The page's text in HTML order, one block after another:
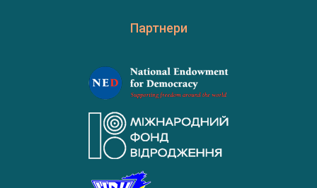
Партнери